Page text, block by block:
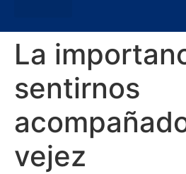
La
sentirnos
vejez